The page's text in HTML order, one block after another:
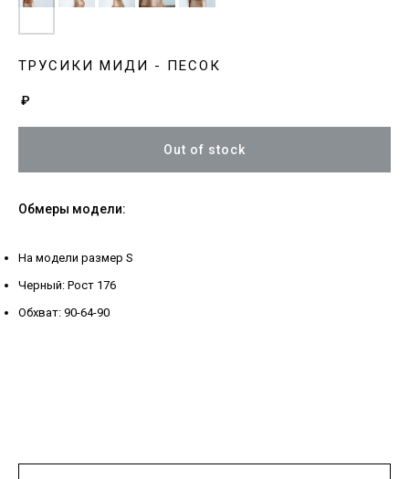
ТРУСИКИ МИДИ - ПЕСОК
₽
Out of stock
Обмеры модели:
На модели размер S
Черный: Рост 176
Обхват: 90-64-90